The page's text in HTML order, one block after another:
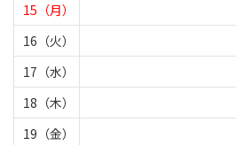
15（月）
16（火）
17（水）
18（木）
19（金）